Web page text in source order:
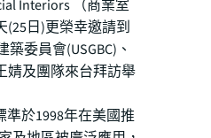
Interiors （商業室
(25日)更榮幸邀請到
築委員會(USGBC)、
婧及團隊來台拜訪舉
準於1998年在美國推